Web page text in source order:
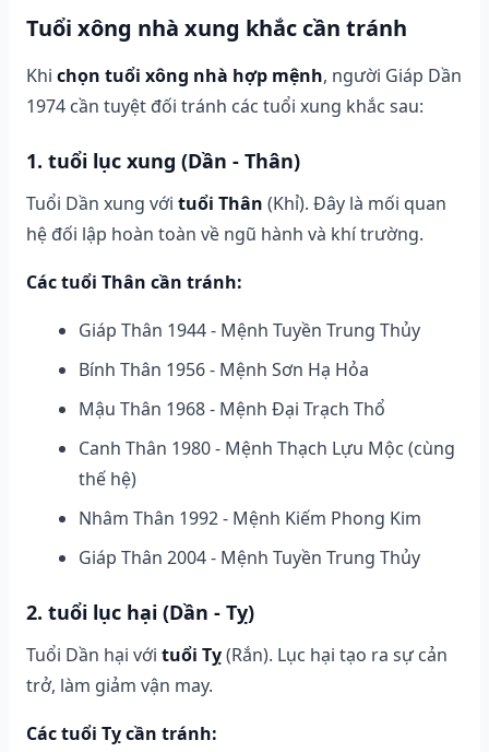
Tuổi xông nhà xung khắc cần tránh
Khi chọn tuổi xông nhà hợp mệnh, người Giáp Dần
1974 cần tuyệt đối tránh các tuổi xung khắc sau:
1. tuổi lục xung (Dần - Thân)
Tuổi Dần xung với tuổi Thân (Khỉ). Đây là mối quan
hệ đối lập hoàn toàn về ngũ hành và khí trường.
Các tuổi Thân cần tránh:
Giáp Thân 1944 - Mệnh Tuyền Trung Thủy
Bính Thân 1956 - Mệnh Sơn Hạ Hỏa
Mậu Thân 1968 - Mệnh Đại Trạch Thổ
Canh Thân 1980 - Mệnh Thạch Lựu Mộc (cùng
thế hệ)
Nhâm Thân 1992 - Mệnh Kiếm Phong Kim
Giáp Thân 2004 - Mệnh Tuyền Trung Thủy
2. tuổi lục hại (Dần - Tỵ)
Tuổi Dần hại với tuổi Tỵ(Rắn). Lục hại tạo ra sự cản
trở, làm giảm vận may.
Các tuổi Tỵ cần tránh: